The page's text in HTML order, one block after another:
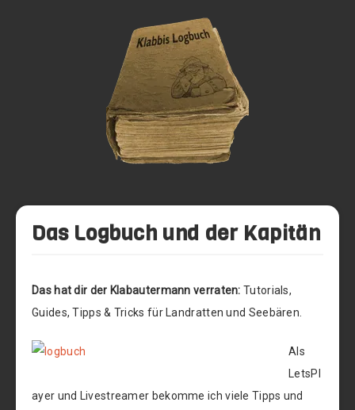
Das Logbuch und der Kapitän
Das hat dir der Klabautermann verraten: Tutorials,
Guides, Tipps & Tricks für Landratten und Seebären.
Als
LetsPl
ayer und Livestreamer bekomme ich viele Tipps und